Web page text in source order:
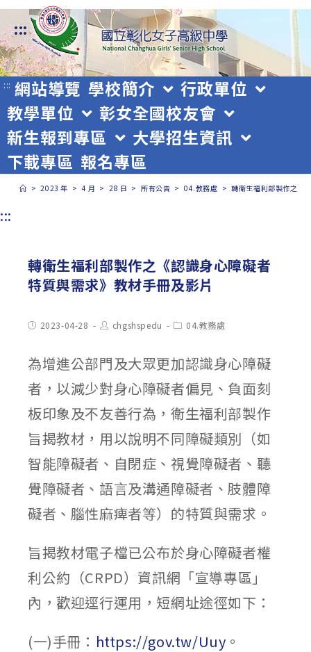
跳
轉
至
主
要
內
容
:::
::: 網站導覽 學校簡介
行政單位
教學單位
彰女全國校友會
新生報到專區
大學招生資訊
下載專區 報名專區
> 2023 年 > 4 月 > 28 日 > 所有公告 > 04.教務處 > 轉衛生福利部製作之《
:::
轉衛生福利部製作之《認識身心障礙者
特質與需求》教材手冊及影片
Post2023-04-28
Post
author:
chgshspedu
Post04.教務處
為增進公部門及大眾更加認識身心障礙
者，以減少對身心障礙者偏見、負面刻
板印象及不友善行為，衛生福利部製作
旨揭教材，用以說明不同障礙類別（如
智能障礙者、自閉症、視覺障礙者、聽
覺障礙者、語言及溝通障礙者、肢體障
礙者、腦性麻痺者等）的特質與需求。
旨揭教材電子檔已公布於身心障礙者權
利公約（CRPD）資訊網「宣導專區」
內，歡迎逕行運用，短網址途徑如下：
(一)手冊： https://gov.tw/Uuy 。